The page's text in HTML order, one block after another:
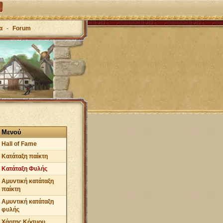
- Forum
Μενού
Hall of Fame
Κατάταξη παίκτη
Κατάταξη Φυλής
Αμυντική κατάταξη
παίκτη
Αμυντική κατάταξη
φυλής